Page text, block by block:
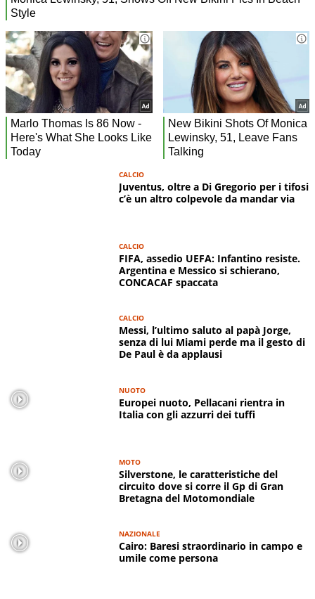
CALCIO
Juventus, oltre a Di Gregorio per i tifosi
c’è un altro colpevole da mandar via
CALCIO
FIFA, assedio UEFA: Infantino resiste.
Argentina e Messico si schierano,
CONCACAF spaccata
CALCIO
Messi, l’ultimo saluto al papà Jorge,
senza di lui Miami perde ma il gesto di
De Paul è da applausi
NUOTO
Europei nuoto, Pellacani rientra in
Italia con gli azzurri dei tuffi
MOTO
Silverstone, le caratteristiche del
circuito dove si corre il Gp di Gran
Bretagna del Motomondiale
NAZIONALE
Cairo: Baresi straordinario in campo e
umile come persona